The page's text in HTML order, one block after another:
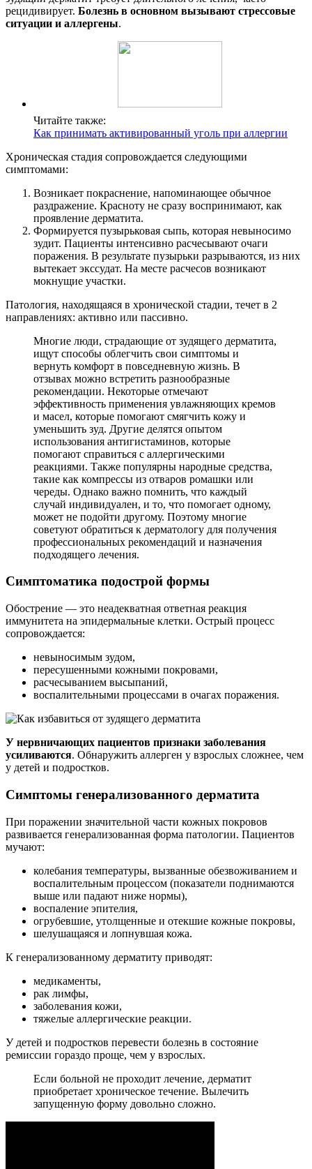
рецидивирует. Болезнь в основном вызывают стрессовые
ситуации и аллергены.
Читайте также:
Как принимать активированный уголь при аллергии
Хроническая стадия сопровождается следующими
симптомами:
Возникает покраснение, напоминающее обычное
раздражение. Красноту не сразу воспринимают, как
проявление дерматита.
Формируется пузырьковая сыпь, которая невыносимо
зудит. Пациенты интенсивно расчесывают очаги
поражения. В результате пузырьки разрываются, из них
вытекает экссудат. На месте расчесов возникают
мокнущие участки.
Патология, находящаяся в хронической стадии, течет в 2
направлениях: активно или пассивно.
Многие люди, страдающие от зудящего дерматита,
ищут способы облегчить свои симптомы и
вернуть комфорт в повседневную жизнь. В
отзывах можно встретить разнообразные
рекомендации. Некоторые отмечают
эффективность применения увлажняющих кремов
и масел, которые помогают смягчить кожу и
уменьшить зуд. Другие делятся опытом
использования антигистаминов, которые
помогают справиться с аллергическими
реакциями. Также популярны народные средства,
такие как компрессы из отваров ромашки или
череды. Однако важно помнить, что каждый
случай индивидуален, и то, что помогает одному,
может не подойти другому. Поэтому многие
советуют обратиться к дерматологу для получения
профессиональных рекомендаций и назначения
подходящего лечения.
Симптоматика подострой формы
Обострение — это неадекватная ответная реакция
иммунитета на эпидермальные клетки. Острый процесс
сопровождается:
невыносимым зудом,
пересушенными кожными покровами,
расчесыванием высыпаний,
воспалительными процессами в очагах поражения.
У нервничающих пациентов признаки заболевания
усиливаются. Обнаружить аллерген у взрослых сложнее, чем
у детей и подростков.
Симптомы генерализованного дерматита
При поражении значительной части кожных покровов
развивается генерализованная форма патологии. Пациентов
мучают:
колебания температуры, вызванные обезвоживанием и
воспалительным процессом (показатели поднимаются
выше или падают ниже нормы),
воспаление эпителия,
огрубевшие, утолщенные и отекшие кожные покровы,
шелушащаяся и лопнувшая кожа.
К генерализованному дерматиту приводят:
медикаменты,
рак лимфы,
заболевания кожи,
тяжелые аллергические реакции.
У детей и подростков перевести болезнь в состояние
ремиссии гораздо проще, чем у взрослых.
Если больной не проходит лечение, дерматит
приобретает хроническое течение. Вылечить
запущенную форму довольно сложно.